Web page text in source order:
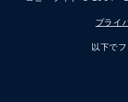
プライ
以下で